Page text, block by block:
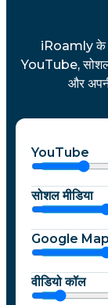
iRoamly के
YouTube, सोशल
और
YouTube
सोशल मीडिया
Google Map
वीडियो कॉल